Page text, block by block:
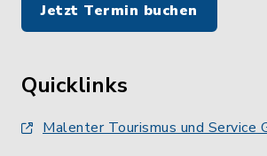
Jetzt Termin buchen
Quicklinks
Malenter Tourismus und Service